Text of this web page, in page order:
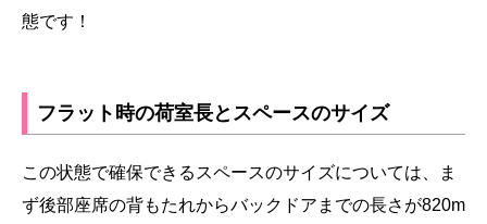
態です！
フラット時の荷室長とスペースのサイズ
この状態で確保できるスペースのサイズについては、ま
ず後部座席の背もたれからバックドアまでの長さが820m